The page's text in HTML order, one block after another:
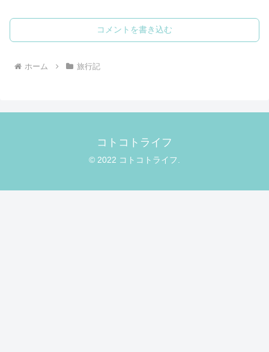
コメントを書き込む
ホーム 旅行記
コトコトライフ
© 2022 コトコトライフ.